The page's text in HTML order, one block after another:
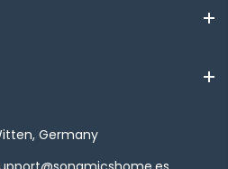
Germany